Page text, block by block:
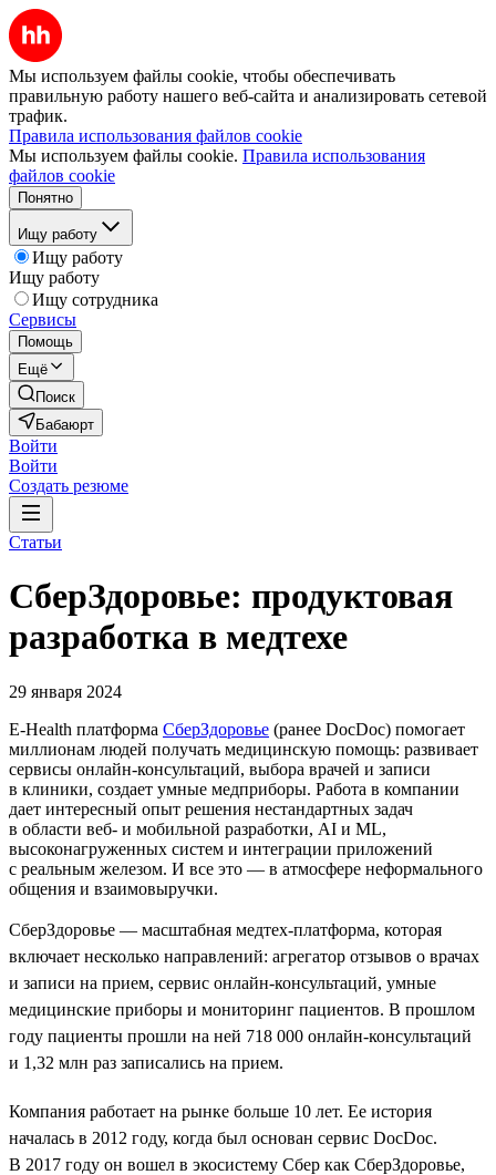
Мы используем файлы cookie, чтобы обеспечивать
правильную работу нашего веб-сайта и анализировать сетевой
трафик.
Правила использования файлов cookie
Мы используем файлы cookie. Правила использования
файлов cookie
Понятно
Ищу работу
Ищу работу
Ищу работу
Ищу сотрудника
Сервисы
Помощь
Ещё
Поиск
Бабаюрт
Войти
Войти
Создать резюме
Статьи
СберЗдоровье: продуктовая
разработка в медтехе
29 января 2024
E-Health платформа СберЗдоровье (ранее DocDoc) помогает
миллионам людей получать медицинскую помощь: развивает
сервисы онлайн-консультаций, выбора врачей и записи
в клиники, создает умные медприборы. Работа в компании
дает интересный опыт решения нестандартных задач
в области веб- и мобильной разработки, AI и ML,
высоконагруженных систем и интеграции приложений
с реальным железом. И все это — в атмосфере неформального
общения и взаимовыручки.
СберЗдоровье — масштабная медтех-платформа, которая
включает несколько направлений: агрегатор отзывов о врачах
и записи на прием, сервис онлайн-консультаций, умные
медицинские приборы и мониторинг пациентов. В прошлом
году пациенты прошли на ней 718 000 онлайн-консультаций
и 1,32 млн раз записались на прием.
Компания работает на рынке больше 10 лет. Ее история
началась в 2012 году, когда был основан сервис DocDoc.
В 2017 году он вошел в экосистему Сбер как СберЗдоровье,